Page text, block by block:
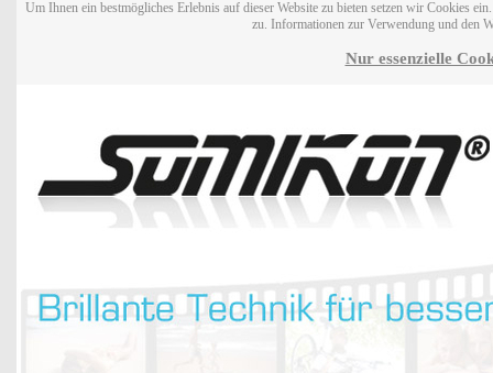
Um Ihnen ein bestmögliches Erlebnis auf dieser Website zu bieten setzen wir Cookies
zu. Informationen zur Verwendung und den
Nur essenzielle